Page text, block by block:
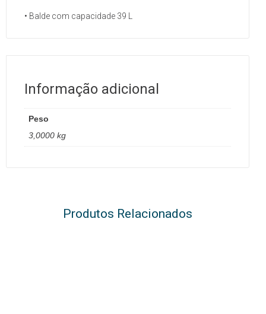
• Balde com capacidade 39 L
Informação adicional
Peso
3,0000 kg
Produtos Relacionados